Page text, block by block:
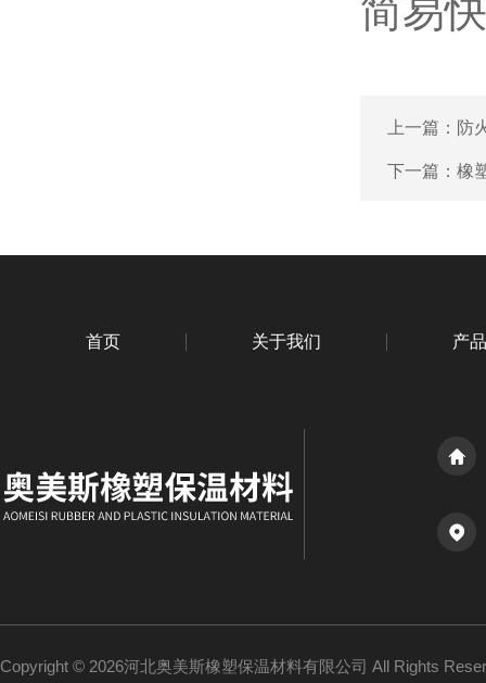
简易
上一篇： 防
下一篇： 橡
首页 关于我们 产
Copyright © 2026河北奥美斯橡塑保温材料有限公司 All Rights